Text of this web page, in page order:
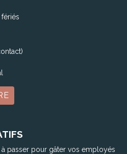
passer pour gâter vos employés